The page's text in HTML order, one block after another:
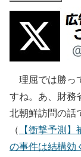
理屈では勝っ
すね。あ、財務
北朝鮮訪問の話
（ 【衝撃予測
の事件は結構効